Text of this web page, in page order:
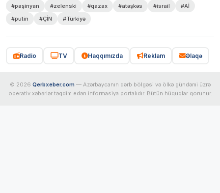
#paşinyan #zelenski #qazax #atəşkəs #israil
#Aİ
#putin
#ÇİN #Türkiyə
Radio TV Haqqımızda Reklam Əlaqə
© 2026 Qerbxeber.com — Azərbaycanın qərb bölgəsi və ölkə gündəmi üzrə
operativ xəbərlər təqdim edən informasiya portalıdır. Bütün hüquqlar qorunur.